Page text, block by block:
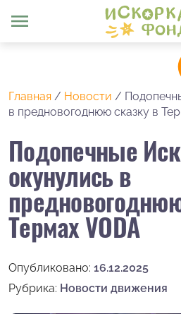
menu
Главная / Новости /
в предновогоднюю сказку в
Подопечные
окунулись в
Термах VODA
Опубликовано: 16.12.2025
Рубрика: Новости движения